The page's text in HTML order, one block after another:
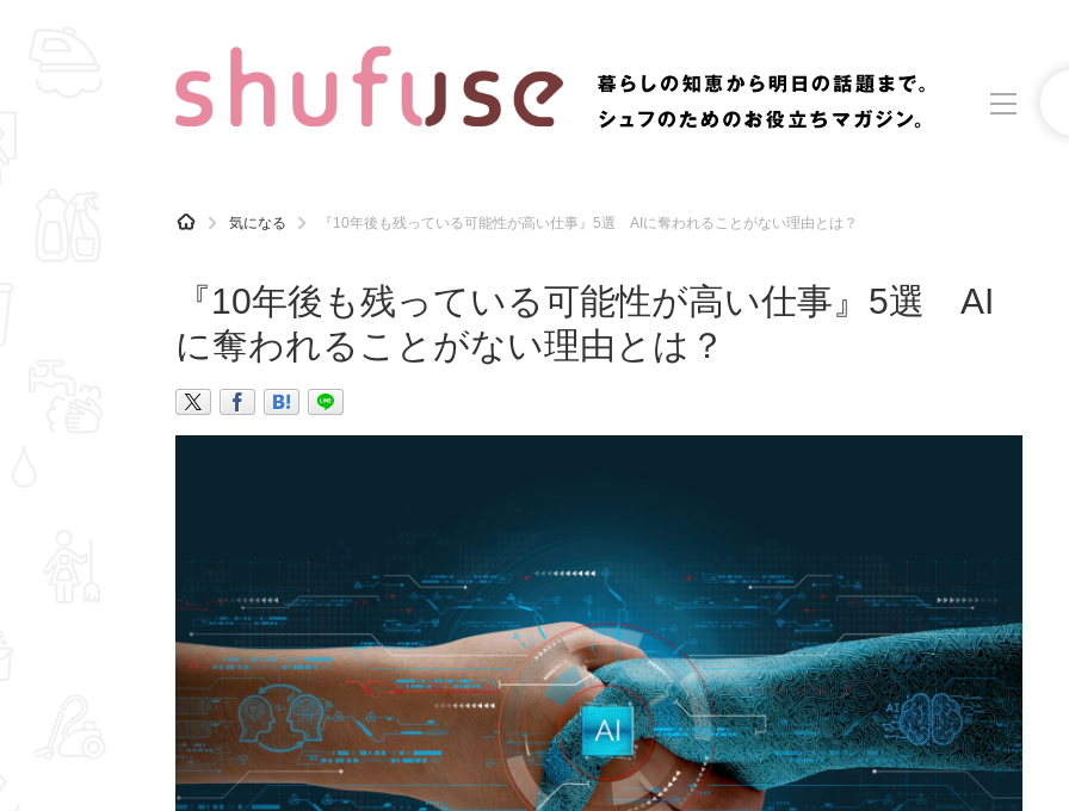
CATEGORY 記事カテゴリ
マナー 趣味 食材辞典 おすすめ
H
O
気になる 『10年後も残っている可能性が高い仕事』5選 AIに奪われることがない理由とは？
『10年後も残っている可能性が高い仕事』5選 AI
に奪われることがない理由とは？